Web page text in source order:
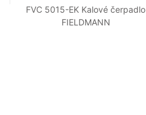
FVC 5015-EK Kalové čerpadlo
FIELDMANN